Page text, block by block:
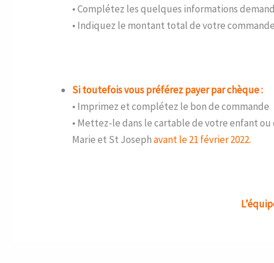
• Complétez les quelques informations
• Indiquez le montant total de votre
Si toutefois vous préférez payer par chèque :
• Imprimez et complétez le bon de commande
• Mettez-le dans le cartable de votre enfant ou
Marie et St Josephavant le 21 février 2022.